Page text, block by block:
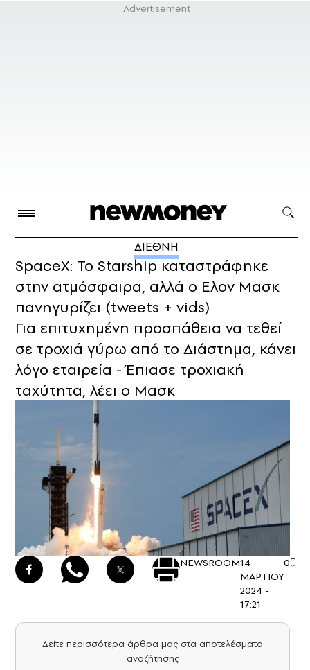
ΔΙΕΘΝΗ
SpaceX: Το Starship καταστράφηκε
στην ατμόσφαιρα, αλλά ο Ελον Μασκ
πανηγυρίζει (tweets + vids)
Για επιτυχημένη προσπάθεια να τεθεί
σε τροχιά γύρω από το Διάστημα, κάνει
λόγο εταιρεία - Έπιασε τροχιακή
ταχύτητα, λέει ο Μασκ
NEWSROOM14
ΜΑΡΤΙΟΥ
2024 -
17:21
0
Δείτε περισσότερα άρθρα μας στα αποτελέσματα
αναζήτησης